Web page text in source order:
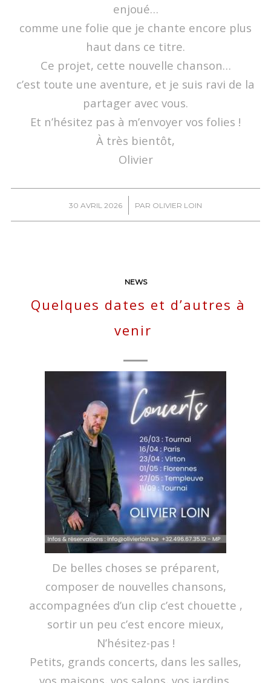
enjoué…
comme une folie que je chante encore plus
haut dans ce titre.
Ce projet, cette nouvelle chanson…
c’est toute une aventure, et je suis ravi de la
partager avec vous.
Et n’hésitez pas à m’envoyer vos folies !
À très bientôt,
Olivier
30 AVRIL 2026
/ PAR OLIVIER LOIN
NEWS
Quelques dates et d’autres à
venir
De belles choses se préparent,
composer de nouvelles chansons,
accompagnées d’un clip c’est chouette ,
sortir un peu c’est encore mieux,
N’hésitez-pas !
Petits, grands concerts, dans les salles,